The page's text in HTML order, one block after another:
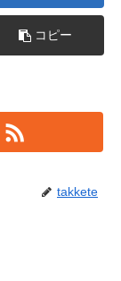
コピー
takkete